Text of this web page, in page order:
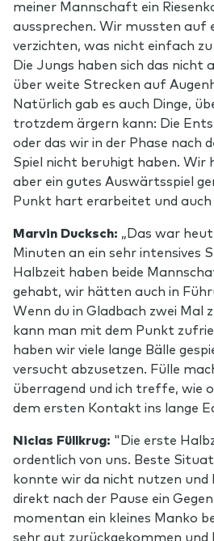
meiner Mannschaft ein
aussprechen. Wir mussten auf
verzichten, was nicht einfach
Die Jungs haben sich das nicht
über weite Strecken auf
Natürlich gab es auch Dinge,
trotzdem ärgern kann: Die
oder das wir in der Phase nach
Spiel nicht beruhigt haben. Wir
aber ein gutes Auswärtsspiel
Punkt hart erarbeitet und auch
Marvin Ducksch: „Das war
Minuten an ein sehr intensives
Halbzeit haben beide
gehabt, wir hätten auch in
Wenn du in Gladbach zwei Mal
kann man mit dem Punkt
haben wir viele lange Bälle
versucht abzusetzen. Fülle
überragend und ich treffe, wie
dem ersten Kontakt ins lange
Niclas Füllkrug: "Die erste
ordentlich von uns. Beste
konnte wir da nicht nutzen und
direkt nach der Pause ein
momentan ein kleines Manko
sehr gut zurückgekommen und